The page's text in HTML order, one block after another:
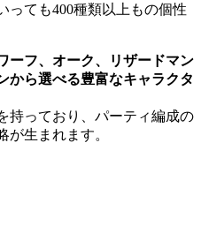
っても400種類以上もの個性
ーフ、オーク、リザードマン
から選べる豊富なキャラクタ
持っており、パーティ編成の
が生まれます。